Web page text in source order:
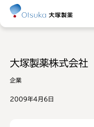
大塚製薬株式会社
企業
2009年4月6日